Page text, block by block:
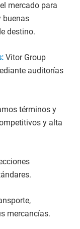
mercado para
buenas
destino.
Vitor Group
auditorías
términos y
y alta
mercancías.